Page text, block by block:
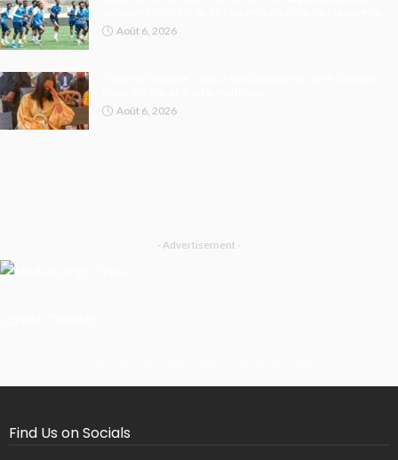
Août 6, 2026
Août 6, 2026
- Advertisement -
Find Us on Socials